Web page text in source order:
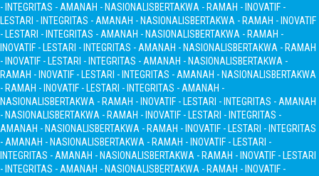
- INTEGRITAS - AMANAH - NASIONALISBERTAKWA - RAMAH - INOVATIF -
LESTARI - INTEGRITAS - AMANAH - NASIONALISBERTAKWA - RAMAH - INOVATIF
- LESTARI - INTEGRITAS - AMANAH - NASIONALISBERTAKWA - RAMAH -
INOVATIF - LESTARI - INTEGRITAS - AMANAH - NASIONALISBERTAKWA - RAMAH
- INOVATIF - LESTARI - INTEGRITAS - AMANAH - NASIONALISBERTAKWA -
RAMAH - INOVATIF - LESTARI - INTEGRITAS - AMANAH - NASIONALISBERTAKWA
- RAMAH - INOVATIF - LESTARI - INTEGRITAS - AMANAH -
NASIONALISBERTAKWA - RAMAH - INOVATIF - LESTARI - INTEGRITAS - AMANAH
- NASIONALISBERTAKWA - RAMAH - INOVATIF - LESTARI - INTEGRITAS -
AMANAH - NASIONALISBERTAKWA - RAMAH - INOVATIF - LESTARI - INTEGRITAS
- AMANAH - NASIONALISBERTAKWA - RAMAH - INOVATIF - LESTARI -
INTEGRITAS - AMANAH - NASIONALISBERTAKWA - RAMAH - INOVATIF - LESTARI
- INTEGRITAS - AMANAH - NASIONALISBERTAKWA - RAMAH - INOVATIF -